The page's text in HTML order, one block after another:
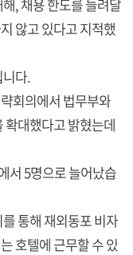
, 채용 한도를 늘려달
않고 있다고 지적했
다.
회의에서 법무부와
확대했다고 밝혔는데
서 5명으로 늘어났습
통해 재외동포 비자
호텔에 근무할 수 있